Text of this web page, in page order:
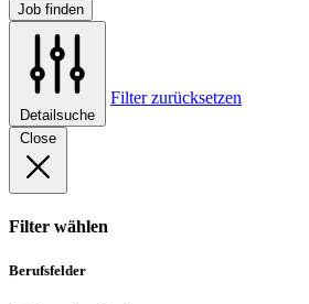
Job finden
Detailsuche
Filter zurücksetzen
Close
Filter wählen
Berufsfelder